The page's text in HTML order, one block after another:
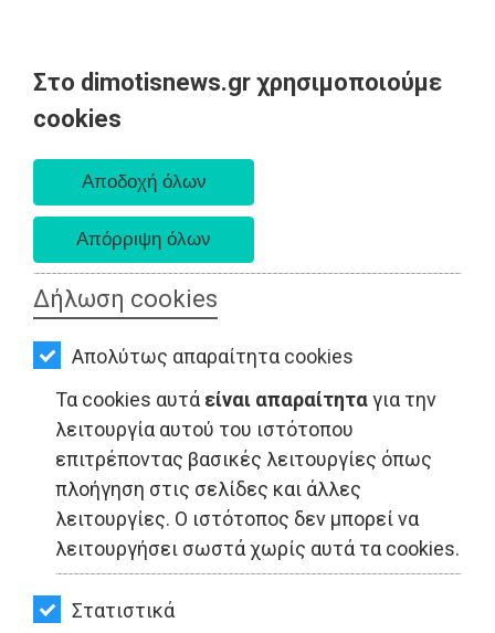
Στο dimotisnews.gr χρησιμοποιούμε
cookies
Δήλωση cookies
Απολύτως απαραίτητα cookies
Τα cookies αυτά είναι απαραίτηταγια την
λειτουργία αυτού του ιστότοπου
επιτρέποντας βασικές λειτουργίες όπως
πλοήγηση στις σελίδες και άλλες
λειτουργίες. Ο ιστότοπος δεν μπορεί να
λειτουργήσει σωστά χωρίς αυτά τα cookies.
Στατιστικά
AΡΧΙΚΗ
ΕΙΔΗΣΕΙΣ
ΠΟΛΙΤΙΚΗ
ΤΟΠΙΚΗ
ΑΥΤΟΔΙΟΙΚΗΣΗ
ΟΙΚΟΝΟΜΙΑ
ΑΘΛΗΤΙΣΜΟΣ
ΠΟΛΙΤΙΣΜΟΣ
ΣΠΙΤΙ-
ΚΗΠΟΣ
ΥΓΕΙΑ
LIFESTYLE
ΠΟΛΙΤΙΚΗ - Μαραθώνας